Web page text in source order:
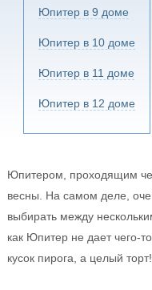
Юпитер в 9 доме
Юпитер в 10 доме
Юпитер в 11 доме
Юпитер в 12 доме
Юпитером, проходящим
весны. На самом деле,
выбирать между
как Юпитер не дает чего-
кусок пирога, а целый торт!